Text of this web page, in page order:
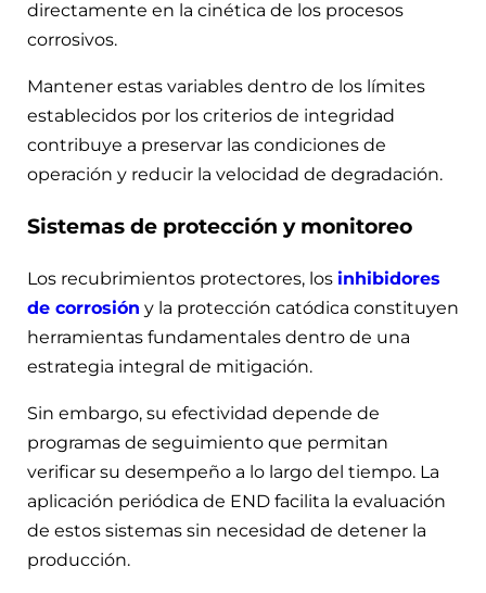
directamente en la cinética de los procesos
corrosivos.
Mantener estas variables dentro de los límites
establecidos por los criterios de integridad
contribuye a preservar las condiciones de
operación y reducir la velocidad de degradación.
Sistemas de protección y monitoreo
Los recubrimientos protectores, los inhibidores
de corrosión y la protección catódica constituyen
herramientas fundamentales dentro de una
estrategia integral de mitigación.
Sin embargo, su efectividad depende de
programas de seguimiento que permitan
verificar su desempeño a lo largo del tiempo. La
aplicación periódica de END facilita la evaluación
de estos sistemas sin necesidad de detener la
producción.